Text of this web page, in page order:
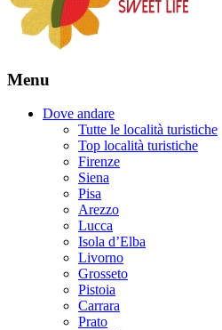
Menu
Dove andare
Tutte le località turistiche
Top località turistiche
Firenze
Siena
Pisa
Arezzo
Lucca
Isola d’Elba
Livorno
Grosseto
Pistoia
Carrara
Prato